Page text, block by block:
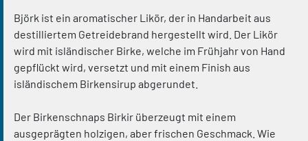
Björk ist ein aromatischer Likör, der in Handarbeit aus
destilliertem Getreidebrand hergestellt wird. Der Likör
wird mit isländischer Birke, welche im Frühjahr von Hand
gepflückt wird, versetzt und mit einem Finish aus
isländischem Birkensirup abgerundet.
Der Birkenschnaps Birkir überzeugt mit einem
ausgeprägten holzigen, aber frischen Geschmack. Wie